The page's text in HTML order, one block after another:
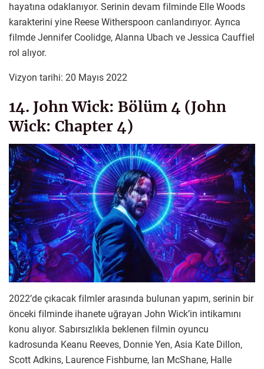
hayatına odaklanıyor. Serinin devam filminde Elle Woods
karakterini yine Reese Witherspoon canlandırıyor. Ayrıca
filmde Jennifer Coolidge, Alanna Ubach ve Jessica Cauffiel
rol alıyor.
Vizyon tarihi: 20 Mayıs 2022
14. John Wick: Bölüm 4 (John
Wick: Chapter 4)
2022’de çıkacak filmler arasında bulunan yapım, serinin bir
önceki filminde ihanete uğrayan John Wick’in intikamını
konu alıyor. Sabırsızlıkla beklenen filmin oyuncu
kadrosunda Keanu Reeves, Donnie Yen, Asia Kate Dillon,
Scott Adkins, Laurence Fishburne, Ian McShane, Halle